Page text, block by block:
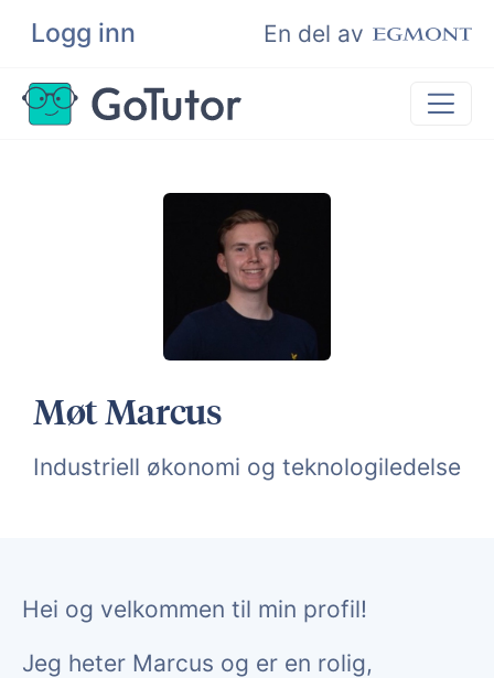
Logg inn En del av
Søk
Privatundervisning
Bli privatlærer
Møt Marcus
Industriell økonomi og teknologiledelse
Hei og velkommen til min profil!
Jeg heter Marcus og er en rolig,